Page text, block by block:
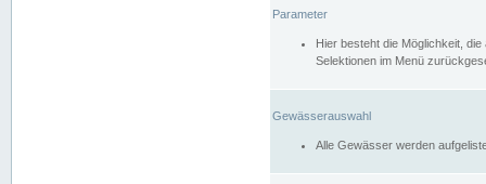
Parameter
Hier besteht die Möglichkeit,
Selektionen im Menü
Gewässerauswahl
Alle Gewässer werden